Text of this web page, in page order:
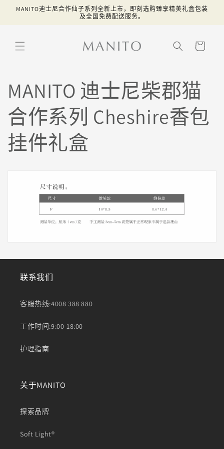
跳到内
MANITO迪士尼合作仙子系列全新上市，即刻选购臻享精美礼盒包装
及全国免费配送服务。
物
MANITO 迪士尼柴郡猫
合作系列 Cheshire香包
挂件礼盒
联系我们
客服热线:4008 388 880
工作时间:9:00-18:00
护理指南
关于MANITO
探索品牌
Soft Light®